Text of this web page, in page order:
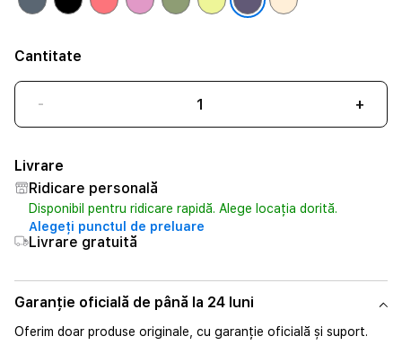
Cantitate
- +
Livrare
Ridicare personală
Disponibil pentru ridicare rapidă. Alege locația dorită.
Alegeți punctul de preluare
Livrare gratuită
Garanție oficială de până la 24 luni
Oferim doar produse originale, cu garanție oficială și suport.